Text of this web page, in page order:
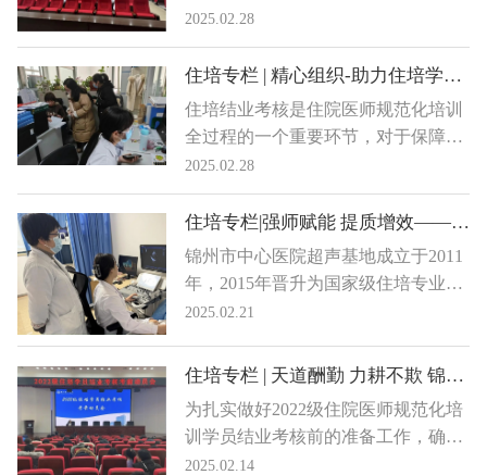
的时候，那些一起走过的岁月，一道
经历的风雨，一个个令人难忘的瞬
间，总是令人感怀。这一年，锦州市
中心医院住院医师规范化培训工作，
在省、市卫健委的正确领导下，在医
举，多维并重，招生完成率、执业医
师首考通过率等各项指标稳步提升，
师资水平得到提高，基地建设更加完
善，扎实推进了医院住院医师规范化
培训工作的稳步发展。
2025.02.28
住培专栏 | 精心组织-助力住培学员顺利完成结业考试报名及确认等工作
住培结业考核是住院医师规范化培训
全过程的一个重要环节，对于保障培
训质量、促进培训结果同质化具有重
要意义，不仅是学员个人三年学习和
临床经验积累的总结，也是对住培专
业基地教学成果的一次检验。我院作
为国家级住院医师规范化培训基地，
2025.02.28
住培专栏|强师赋能 提质增效——超声基地住培工作掠影
锦州市中心医院超声基地成立于2011
年，2015年晋升为国家级住培专业基
地，多年以来一直致力于住院医师规
求、严格管理，特别是2023年以来，
基地强化教学活动的管理，提升师资
培训的水平，注重住培学员岗位胜任
力的培养。
2025.02.21
住培专栏 | 天道酬勤 力耕不欺 锦州市中心医院召开2022级住培学员结业考核考前动员会
为扎实做好2022级住院医师规范化培
训学员结业考核前的准备工作，确保
学员们能够顺利通过即将到来的结业
2025.02.14